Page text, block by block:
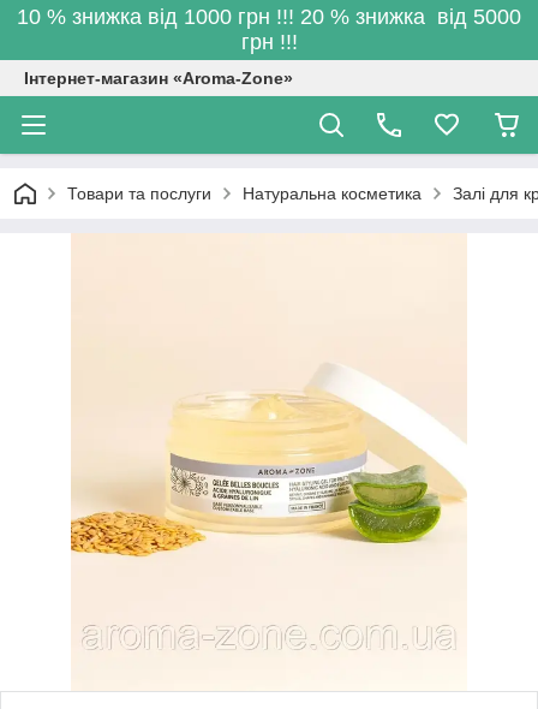
10 % знижка від 1000 грн !!! 20 % знижка від 5000
грн !!!
Інтернет-магазин «Aroma-Zone»
Товари та послуги Натуральна косметика Залі для